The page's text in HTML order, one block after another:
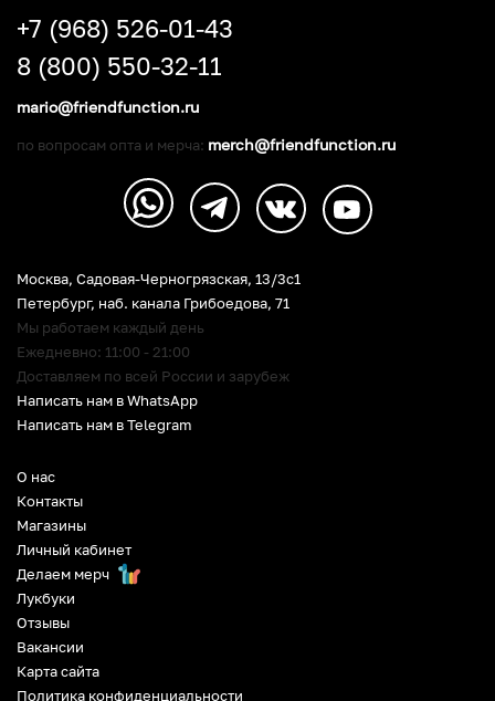
О нас
Контакты
Магазины
Личный кабинет
Делаем мерч
Лукбуки
Отзывы
Вакансии
Карта сайта
Политика конфиденциальности
Москва, Садовая-Черногрязская, 13/3c1
Петербург, наб. канала Грибоедова, 71
Мы работаем каждый день
Ежедневно: 11:00 - 21:00
Доставляем по всей России и зарубеж
Написать нам в WhatsApp
Написать нам в Telegram
+7 (968) 526-01-43
8 (800) 550-32-11
mario@friendfunction.ru
по вопросам опта и мерча: merch@friendfunction.ru